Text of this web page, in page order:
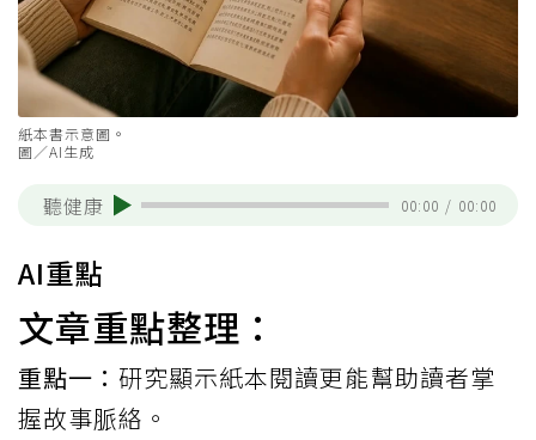
紙本書示意圖。
圖／AI生成
聽健康 00:00 / 00:00
AI重點
文章重點整理：
重點一： 研究顯示紙本閱讀更能幫助讀者掌
握故事脈絡。